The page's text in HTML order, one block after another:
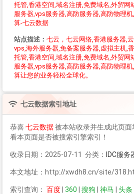
托管,香港空间,域名注册,免费域名,外贸网
服务器,vps服务器,高防服务器,高防物理
算-七云数据
站点描述： 七云，七云网络,香港服务器,
vps,海外服务器,免备案服务器,虚拟主机,
托管,香港空间,域名注册,免费域名,外贸网
服务器,vps服务器,高防服务器,高防物理
算让您的业务轻松全球化。
七云数据索引地址
恭喜七云数据被本站收录并生成此页
看本页面是否被搜索引擎索引！
收录日期：2025-07-11 分类： IDC服务
本文地址：http://xwdh8.cn/site/
索引查询： 百度 360 搜狗 神马 头条